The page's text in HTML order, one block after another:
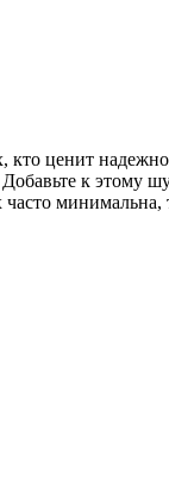
кто ценит
к этому